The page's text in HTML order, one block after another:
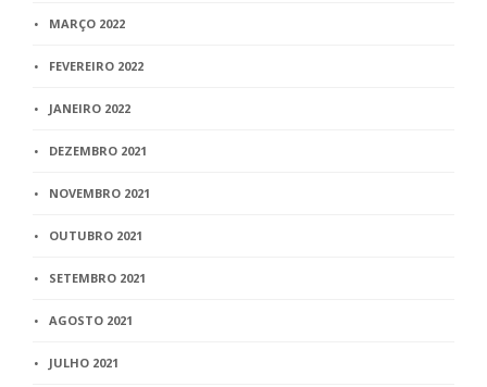
MARÇO 2022
FEVEREIRO 2022
JANEIRO 2022
DEZEMBRO 2021
NOVEMBRO 2021
OUTUBRO 2021
SETEMBRO 2021
AGOSTO 2021
JULHO 2021